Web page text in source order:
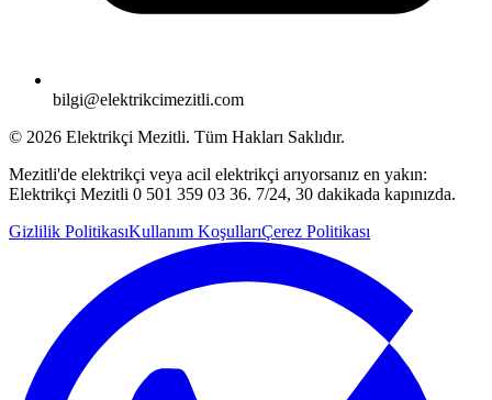
bilgi@elektrikcimezitli.com
© 2026 Elektrikçi Mezitli. Tüm Hakları Saklıdır.
Mezitli'de elektrikçi veya acil elektrikçi arıyorsanız en yakın:
Elektrikçi Mezitli 0 501 359 03 36. 7/24, 30 dakikada kapınızda.
Gizlilik PolitikasıKullanım KoşullarıÇerez Politikası